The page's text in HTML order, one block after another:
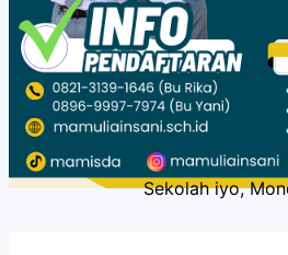
Sekolah iyo,